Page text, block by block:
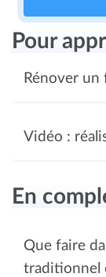
Pour
Rénover un
Vidéo :
En
Que faire
traditionnel